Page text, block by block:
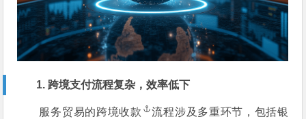
1. 跨境支付流程复杂，效率低下
服务贸易的跨境收款
流程涉及多重环节，包括银